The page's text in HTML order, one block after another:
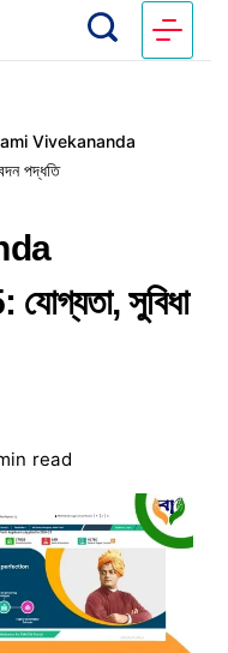
Vivekananda
পদ্ধতি
সুবিধা
read